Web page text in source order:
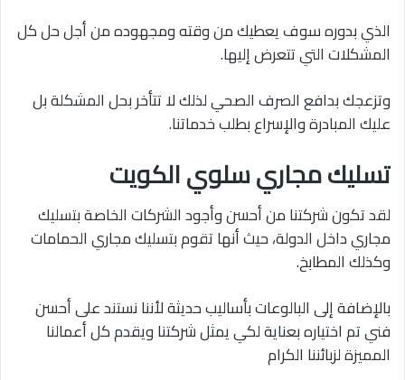
الذي بدوره سوف يعطيك من وقته ومجهوده من أجل حل كل
المشكلات التي تتعرض إليها.
وتزعجك بدافع الصرف الصحي لذلك لا تتأخر بحل المشكلة بل
عليك المبادرة والإسراع بطلب خدماتنا.
تسليك مجاري سلوي الكويت
لقد تكون شركتنا من أحسن وأجود الشركات الخاصة بتسليك
مجاري داخل الدولة، حيث أنها تقوم بتسليك مجاري الحمامات
وكذلك المطابخ.
بالإضافة إلى البالوعات بأساليب حديثة لأننا نستند على أحسن
فني تم اختياره بعناية لكي يمثل شركتنا ويقدم كل أعمالنا
المميزة لزبائننا الكرام